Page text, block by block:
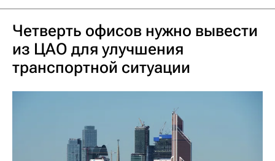
Четверть офисов нужно вывести
из ЦАО для улучшения
транспортной ситуации